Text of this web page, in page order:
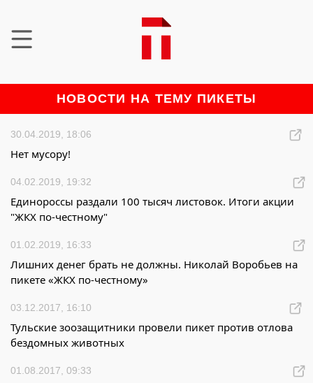
НОВОСТИ НА ТЕМУ ПИКЕТЫ
30.04.2019, 18:06
Нет мусору!
04.02.2019, 19:32
Единороссы раздали 100 тысяч листовок. Итоги акции
"ЖКХ по-честному"
01.02.2019, 16:33
Лишних денег брать не должны. Николай Воробьев на
пикете «ЖКХ по-честному»
03.12.2017, 16:10
Тульские зоозащитники провели пикет против отлова
бездомных животных
01.08.2017, 09:33